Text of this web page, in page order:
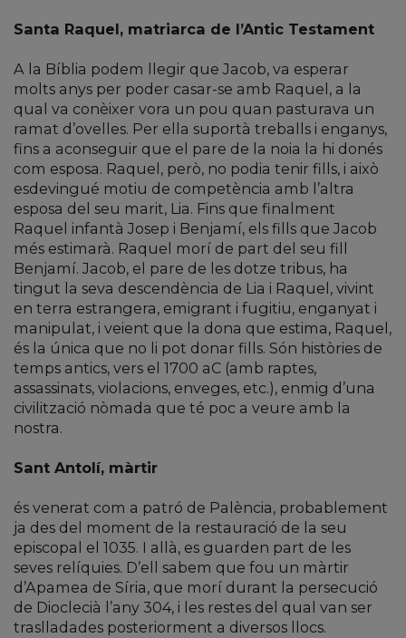
Santa Raquel, matriarca de l’Antic Testament
A la Bíblia podem llegir que Jacob, va esperar
molts anys per poder casar-se amb Raquel, a la
qual va conèixer vora un pou quan pasturava un
ramat d’ovelles. Per ella suportà treballs i enganys,
fins a aconseguir que el pare de la noia la hi donés
com esposa. Raquel, però, no podia tenir fills, i això
esdevingué motiu de competència amb l’altra
esposa del seu marit, Lia. Fins que finalment
Raquel infantà Josep i Benjamí, els fills que Jacob
més estimarà. Raquel morí de part del seu fill
Benjamí. Jacob, el pare de les dotze tribus, ha
tingut la seva descendència de Lia i Raquel, vivint
en terra estrangera, emigrant i fugitiu, enganyat i
manipulat, i veient que la dona que estima, Raquel,
és la única que no li pot donar fills. Són històries de
temps antics, vers el 1700 aC (amb raptes,
assassinats, violacions, enveges, etc.), enmig d’una
civilització nòmada que té poc a veure amb la
nostra.
Sant Antolí, màrtir
és venerat com a patró de Palència, probablement
ja des del moment de la restauració de la seu
episcopal el 1035. I allà, es guarden part de les
seves relíquies. D’ell sabem que fou un màrtir
d’Apamea de Síria, que morí durant la persecució
de Dioclecià l’any 304, i les restes del qual van ser
traslladades posteriorment a diversos llocs.